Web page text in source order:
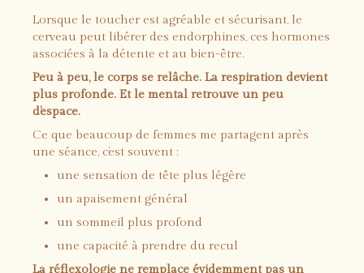
Lorsque le toucher est agréable et sécurisant, le
cerveau peut libérer des endorphines, ces hormones
associées à la détente et au bien-être.
Peu à peu, le corps se relâche. La respiration devient
plus profonde. Et le mental retrouve un peu
d’espace.
Ce que beaucoup de femmes me partagent après
une séance, c’est souvent :
une sensation de tête plus légère
un apaisement général
un sommeil plus profond
une capacité à prendre du recul
La réflexologie ne remplace évidemment pas un